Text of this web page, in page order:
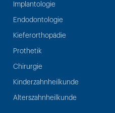
Implantologie
Endodontologie
Kieferorthopädie
Prothetik
Chirurgie
Kinderzahnheilkunde
Alterszahnheilkunde